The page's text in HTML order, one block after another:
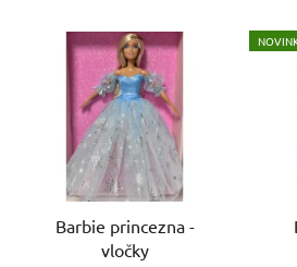
Barbie princezna -
vločky